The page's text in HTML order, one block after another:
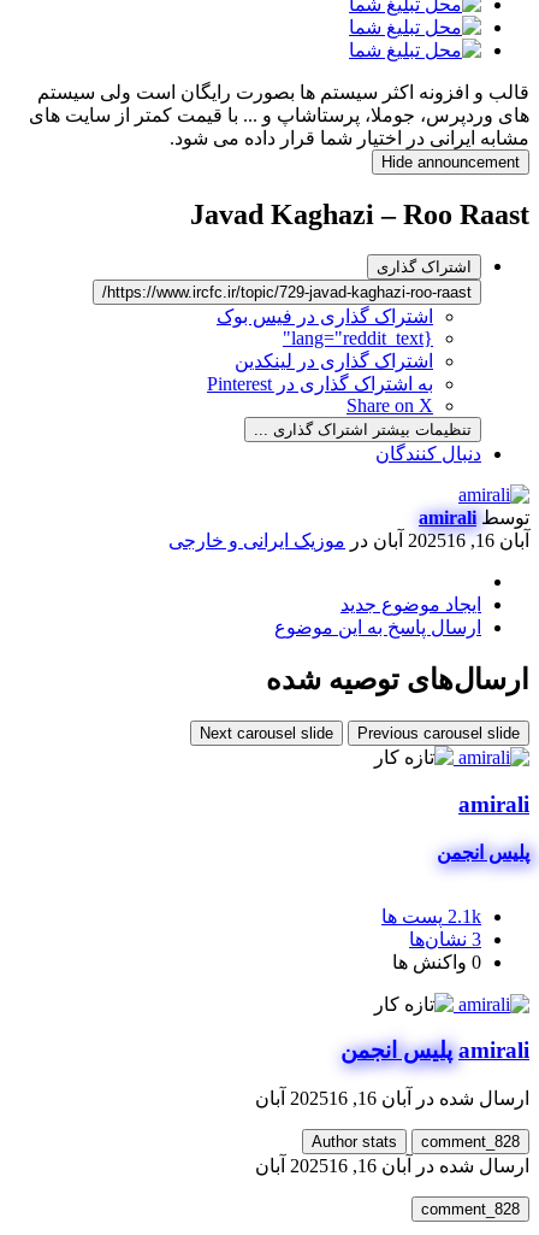
قالب و افزونه اکثر سیستم ها بصورت رایگان است ولی سیستم
های وردپرس، جوملا، پرستاشاپ و ... با قیمت کمتر از سایت های
مشابه ایرانی در اختیار شما قرار داده می شود.
Hide announcement
Javad Kaghazi – Roo Raast
اشتراک گذاری
https://www.ircfc.ir/topic/729-javad-kaghazi-roo-raast/
اشتراک گذاری در فیس بوک
{lang="reddit_text"
اشتراک گذاری در لینکدین
به اشتراک گذاری در Pinterest
Share on X
تنظیمات بیشتر اشتراک گذاری ...
دنبال کنندگان
توسطamirali
آبان 16, 2025
16 آبان در موزیک ایرانی و خارجی
ایجاد موضوع جدید
ارسال پاسخ به این موضوع
ارسال‌های توصیه شده
Previous carousel slide
Next carousel slide
amirali
پلیس انجمن
2.1k پست ها
3 نشان‌ها
0 واکنش ها
amirali پلیس انجمن
ارسال شده در آبان 16, 2025 16 آبان
comment_828
Author stats
ارسال شده در آبان 16, 2025 16 آبان
comment_828